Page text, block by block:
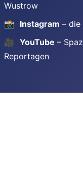
Wustrow
📸
Instagram – die
🎥 YouTube –
Reportagen